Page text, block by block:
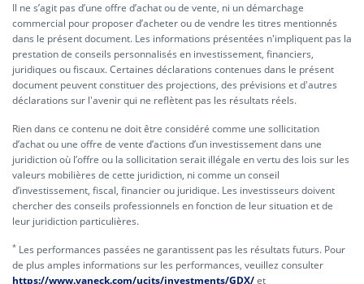
Il ne s’agit pas d’une offre d’achat ou de vente, ni un démarchage
commercial pour proposer d’acheter ou de vendre les titres mentionnés
dans le présent document. Les informations présentées n'impliquent pas la
prestation de conseils personnalisés en investissement, financiers,
juridiques ou fiscaux. Certaines déclarations contenues dans le présent
document peuvent constituer des projections, des prévisions et d'autres
déclarations sur l'avenir qui ne reflètent pas les résultats réels.
Rien dans ce contenu ne doit être considéré comme une sollicitation
d’achat ou une offre de vente d’actions d’un investissement dans une
juridiction où l’offre ou la sollicitation serait illégale en vertu des lois sur les
valeurs mobilières de cette juridiction, ni comme un conseil
d’investissement, fiscal, financier ou juridique. Les investisseurs doivent
chercher des conseils professionnels en fonction de leur situation et de
leur juridiction particulières.
* Les performances passées ne garantissent pas les résultats futurs. Pour
de plus amples informations sur les performances, veuillez consulter
https://www.vaneck.com/ucits/investments/GDX/et